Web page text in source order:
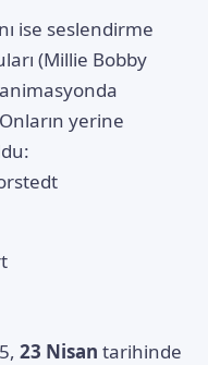
ise seslendirme
(Millie Bobby
yerine
23 Nisan tarihinde